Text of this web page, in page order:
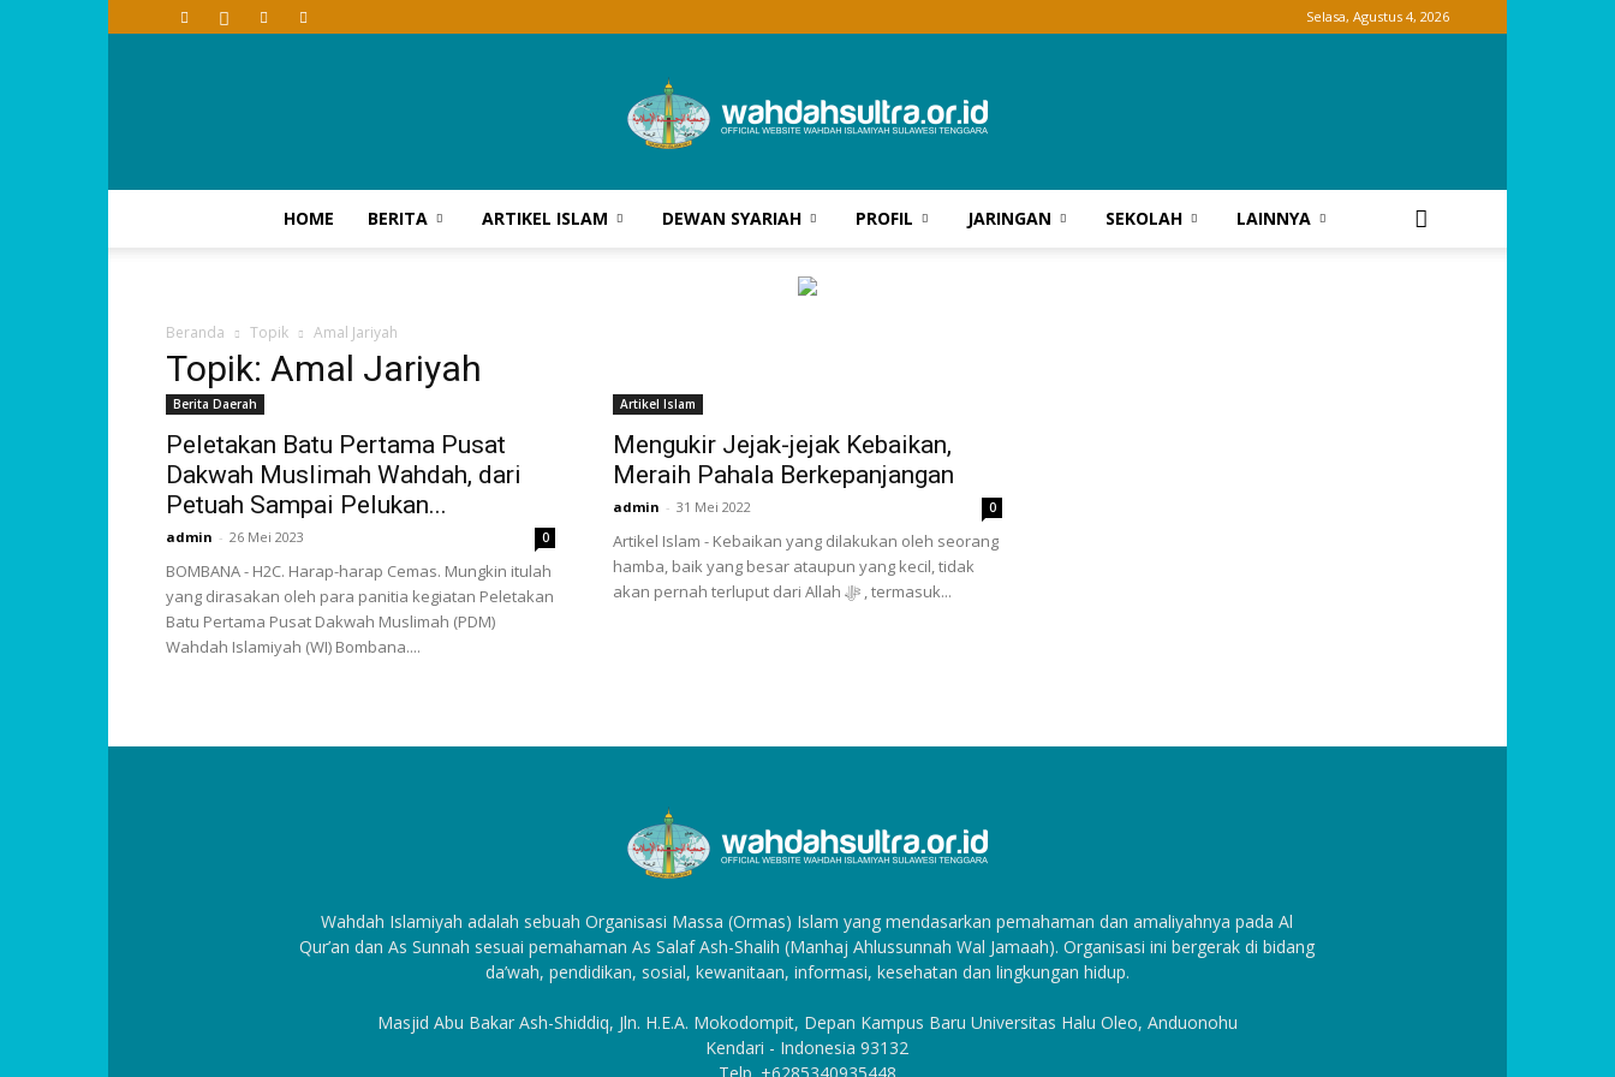
Selasa, Agustus 4, 2026
Wahdah
Sultra
HOME BERITA ARTIKEL ISLAM DEWAN SYARIAH PROFIL JARINGAN SEKOLAH LAINNYA
Beranda Topik Amal Jariyah
Topik: Amal Jariyah
Berita Daerah
Peletakan Batu Pertama Pusat
Dakwah Muslimah Wahdah, dari
Petuah Sampai Pelukan...
admin - 26 Mei 2023 0
BOMBANA - H2C. Harap-harap Cemas. Mungkin itulah
yang dirasakan oleh para panitia kegiatan Peletakan
Batu Pertama Pusat Dakwah Muslimah (PDM)
Wahdah Islamiyah (WI) Bombana....
Artikel Islam
Mengukir Jejak-jejak Kebaikan,
Meraih Pahala Berkepanjangan
admin - 31 Mei 2022 0
Artikel Islam - Kebaikan yang dilakukan oleh seorang
hamba, baik yang besar ataupun yang kecil, tidak
akan pernah terluput dari Allah ﷻ , termasuk...
Wahdah Islamiyah adalah sebuah Organisasi Massa (Ormas) Islam yang mendasarkan pemahaman dan amaliyahnya pada Al
Qur’an dan As Sunnah sesuai pemahaman As Salaf Ash-Shalih (Manhaj Ahlussunnah Wal Jamaah). Organisasi ini bergerak di bidang
da’wah, pendidikan, sosial, kewanitaan, informasi, kesehatan dan lingkungan hidup.
Masjid Abu Bakar Ash-Shiddiq, Jln. H.E.A. Mokodompit, Depan Kampus Baru Universitas Halu Oleo, Anduonohu
Kendari - Indonesia 93132